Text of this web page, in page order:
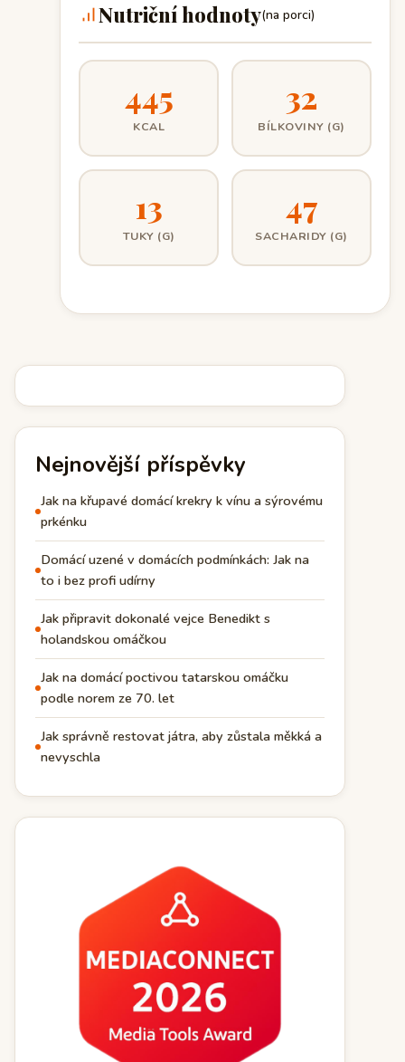
Nutriční hodnoty(na porci)
445
KCAL
32
BÍLKOVINY (G)
13
TUKY (G)
47
SACHARIDY (G)
Nejnovější příspěvky
Jak na křupavé domácí krekry k vínu a sýrovému
prkénku
Domácí uzené v domácích podmínkách: Jak na
to i bez profi udírny
Jak připravit dokonalé vejce Benedikt s
holandskou omáčkou
Jak na domácí poctivou tatarskou omáčku
podle norem ze 70. let
Jak správně restovat játra, aby zůstala měkká a
nevyschla